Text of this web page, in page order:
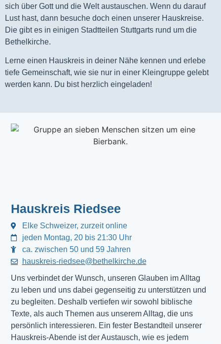
sich über Gott und die Welt austauschen. Wenn du darauf
Lust hast, dann besuche doch einen unserer Hauskreise.
Die gibt es in einigen Stadtteilen Stuttgarts rund um die
Bethelkirche.
Lerne einen Hauskreis in deiner Nähe kennen und erlebe
tiefe Gemeinschaft, wie sie nur in einer Kleingruppe gelebt
werden kann. Du bist herzlich eingeladen!
Hauskreis Riedsee
Elke Schweizer, zurzeit online
jeden Montag, 20 bis 21:30 Uhr
ca. zwischen 50 und 59 Jahren
hauskreis-riedsee@bethelkirche.de
Uns verbindet der Wunsch, unseren Glauben im Alltag
zu leben und uns dabei gegenseitig zu unterstützen und
zu begleiten. Deshalb vertiefen wir sowohl biblische
Texte, als auch Themen aus unserem Alltag, die uns
persönlich interessieren. Ein fester Bestandteil unserer
Hauskreis-Abende ist der Austausch, wie es jedem